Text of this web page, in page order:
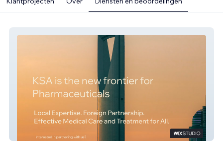
Shaker Pharmaceutical and Manufacturing
Company, KSA